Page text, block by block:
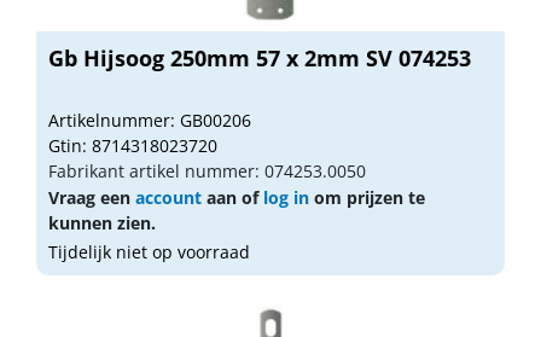
Gb Hijsoog 250mm 57 x 2mm SV 074253
Artikelnummer: GB00206
Gtin: 8714318023720
Fabrikant artikel nummer: 074253.0050
Vraag een account aan of log in om prijzen te
kunnen zien.
Tijdelijk niet op voorraad